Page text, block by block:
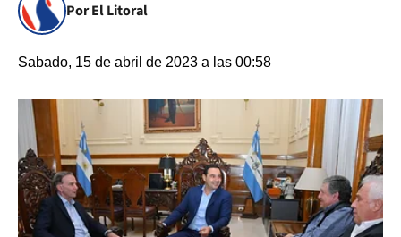
Por El Litoral
Sabado, 15 de abril de 2023 a las 00:58